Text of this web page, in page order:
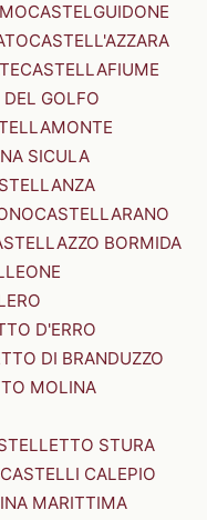
CASTELGUIDONE
CASTELL'AZZARA
CASTELLAFIUME
GOLFO
SICULA
CASTELLARANO
BORMIDA
D'ERRO
DI BRANDUZZO
MOLINA
STURA
CASTELLI CALEPIO
MARITTIMA